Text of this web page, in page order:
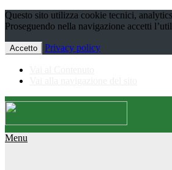
Questo sito utilizza cookie tecnici,
Proseguendo nella navigazione accetti
Accetto Privacy policy
Menu